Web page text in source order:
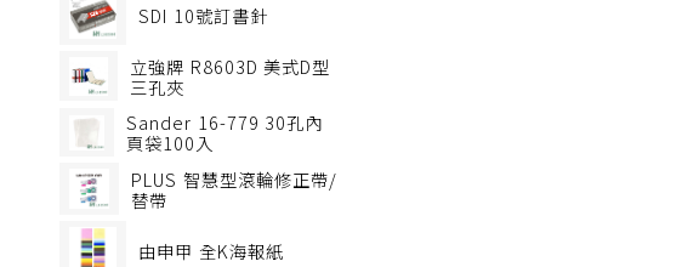
SDI 10號訂書針
立強牌 R8603D 美式D型
三孔夾
Sander 16-779 30孔內
頁袋100入
PLUS 智慧型滾輪修正帶/
替帶
由申甲 全K海報紙